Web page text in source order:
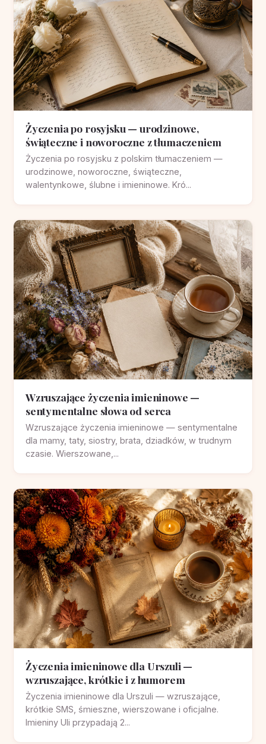
Życzenia po rosyjsku — urodzinowe,
świąteczne i noworoczne z tłumaczeniem
Życzenia po rosyjsku z polskim tłumaczeniem —
urodzinowe, noworoczne, świąteczne,
walentynkowe, ślubne i imieninowe. Kró...
Wzruszające życzenia imieninowe —
sentymentalne słowa od serca
Wzruszające życzenia imieninowe — sentymentalne
dla mamy, taty, siostry, brata, dziadków, w trudnym
czasie. Wierszowane,...
Życzenia imieninowe dla Urszuli —
wzruszające, krótkie i z humorem
Życzenia imieninowe dla Urszuli — wzruszające,
krótkie SMS, śmieszne, wierszowane i oficjalne.
Imieniny Uli przypadają 2...